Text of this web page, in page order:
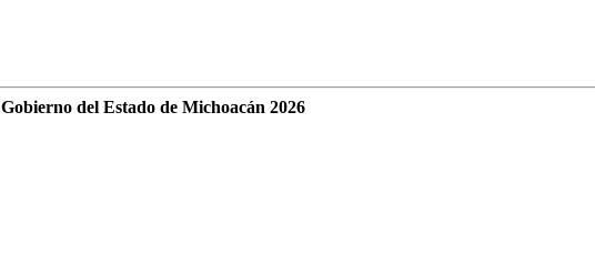
Gobierno del Estado de Michoacán 2026